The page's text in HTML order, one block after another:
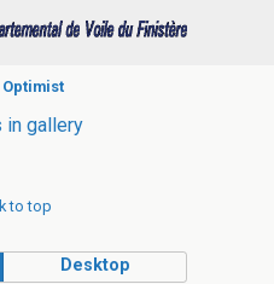
in gallery
to top
Desktop